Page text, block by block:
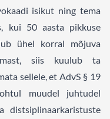
isikut ning tema
kui 50 aasta pikkuse
ühel korral mõjuva
siis kuulub ta
sellele, et AdvS § 19
muudel juhtudel
distsiplinaarkaristuste